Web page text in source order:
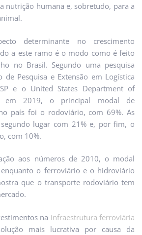
nutrição humana e, sobretudo, para a
determinante no crescimento
a este ramo é o modo como é feito
no Brasil. Segundo uma pesquisa
de Pesquisa e Extensão em Logística
e o United States Department of
em 2019, o principal modal de
país foi o rodoviário, com 69%. As
lugar com 21% e, por fim, o
com 10%.
aos números de 2010, o modal
o ferroviário e o hidroviário
que o transporte rodoviário tem
na infraestrutura ferroviária
mais lucrativa por causa da